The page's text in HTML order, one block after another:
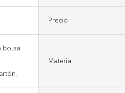
Precio
bolsa
Material